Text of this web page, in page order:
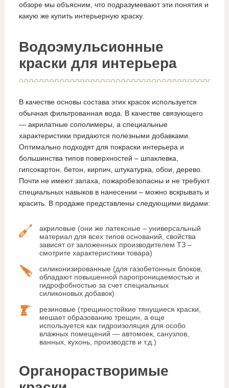
обзоре мы объясним, что подразумевают эти понятия и
какую же купить интерьерную краску.
Водоэмульсионные
краски для интерьера
В качестве основы состава этих красок используется
обычная фильтрованная вода. В качестве связующего
— акрилатные сополимеры, а специальные
характеристики придаются полезными добавками.
Оптимально подходят для покраски интерьера и
большинства типов поверхностей – шпаклевка,
гипсокартон, бетон, кирпич, штукатурка, обои, дерево.
Почти не имеют запаха, пожаробезопасны и не требуют
специальных навыков в нанесении – можно вскрывать и
красить. В продаже представлены следующими видами:
акриловые (они же латексные – универсальный
материал для всех типов оснований, свойства
зависят от заложенных производителем ТЗ –
смотрите характеристики товара)
силиконизированные (для газобетонных блоков,
обладают повышенной паропроницаемостью и
гидрофобностью за счет специальных
силиконовых добавок)
резиновые (трещиностойкие тянущиеся краски,
мешает образованию трещин, а еще
используется как гидроизоляция для особо
влажных помещений — автомоек, санузлов,
ванных, кухонь, производств и т.д.)
Органорастворимые